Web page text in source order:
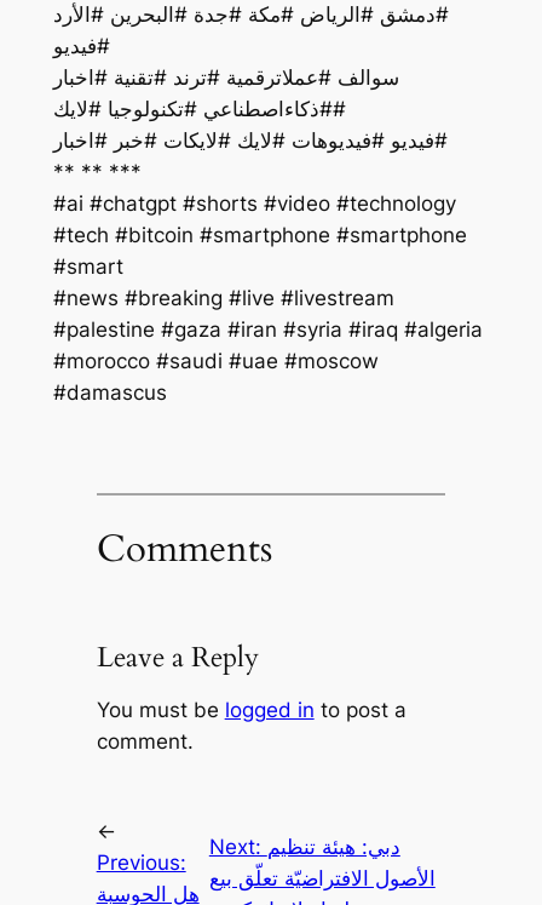
#دمشق #الرياض #مكة #جدة #البحرين #الأرد
#فيديو
سوالف #عملاترقمية #ترند #تقنية #اخبار
#ذكاءاصطناعي #تكنولوجيا #لايك#
فيديو #فيديوهات #لايك #لايكات #خبر #اخبار#
** ** ***
#ai #chatgpt #shorts #video #technology
#tech #bitcoin #smartphone #smartphone
#smart
#palestine #gaza #iran #syria #iraq #algeria
#morocco #saudi #uae #moscow
#damascus
Comments
Leave a Reply
You must be logged in to post a
comment.
←
Previous:
هل الحوسبة
Next: دبي: هيئة تنظيم
الأصول الافتراضيّة تعلّق بيع